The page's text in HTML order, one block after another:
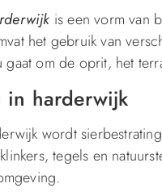
is een vorm van
het gebruik van
om de oprit, het
in harderwijk
wordt
tegels en